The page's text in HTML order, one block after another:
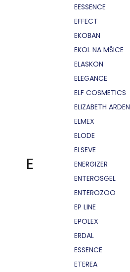
E
EESSENCE
EFFECT
EKOBAN
EKOL NA MŠICE
ELASKON
ELEGANCE
ELF COSMETICS
ELIZABETH ARDEN
ELMEX
ELODE
ELSEVE
ENERGIZER
ENTEROSGEL
ENTEROZOO
EP LINE
EPOLEX
ERDAL
ESSENCE
ETEREA